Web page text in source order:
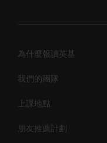
為什麼報讀英基
我們的團隊
上課地點
朋友推薦計劃